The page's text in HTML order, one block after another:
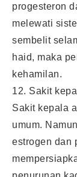
progesteron
melewati
sembelit
haid, maka
kehamilan.
12. Sakit
Sakit kepala
umum.
estrogen dan